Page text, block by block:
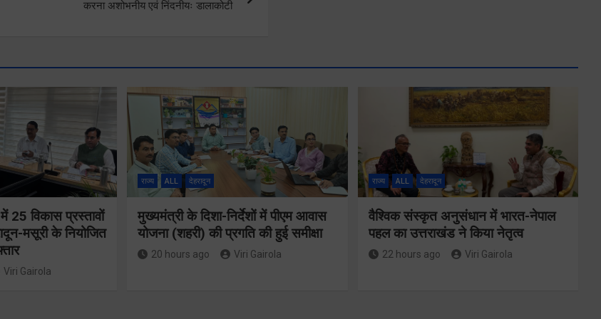
करना अशोभनीय एवं निंदनीयः डालाकोटी
25 विकास प्रस्तावों
मसूरी के नियोजित
Viri Gairola
राज्य ALL देहरादून
मुख्यमंत्री के दिशा-निर्देशों में पीएम आवास
योजना (शहरी) की प्रगति की हुई समीक्षा
20 hours ago Viri Gairola
राज्य ALL देहरादून
वैश्विक संस्कृत अनुसंधान में भारत-नेपाल
पहल का उत्तराखंड ने किया नेतृत्व
22 hours ago Viri Gairola